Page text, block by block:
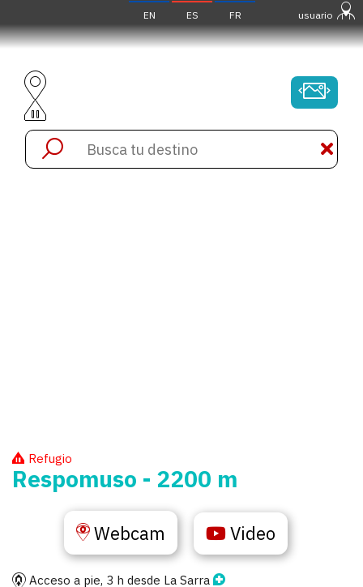
EN ES FR usuario
Refugio
Respomuso - 2200 m
Webcam Video
Acceso a pie, 3 h desde La Sarra